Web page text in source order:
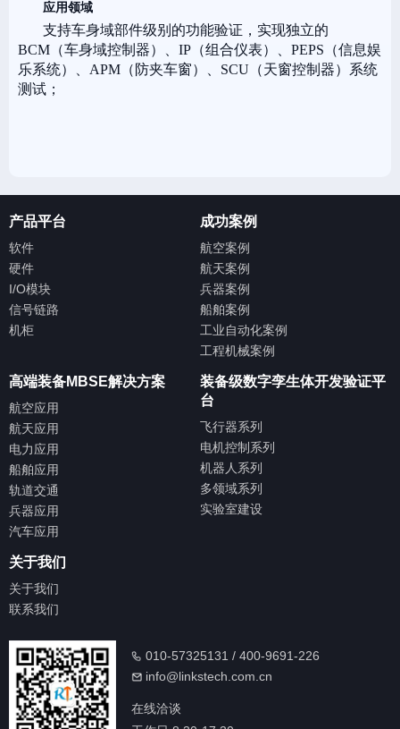
应用领域
支持车身域部件级别的功能验证，实现独立的
BCM（车身域控制器）、IP（组合仪表）、PEPS（信息娱
乐系统）、APM（防夹车窗）、SCU（天窗控制器）系统
测试；
产品平台
软件
硬件
I/O模块
信号链路
机柜
成功案例
航空案例
航天案例
兵器案例
船舶案例
工业自动化案例
工程机械案例
高端装备MBSE解决方案
航空应用
航天应用
电力应用
船舶应用
轨道交通
兵器应用
汽车应用
装备级数字孪生体开发验证平
台
飞行器系列
电机控制系列
机器人系列
多领域系列
实验室建设
关于我们
关于我们
联系我们
010-57325131 / 400-9691-226
info@linkstech.com.cn
在线洽谈